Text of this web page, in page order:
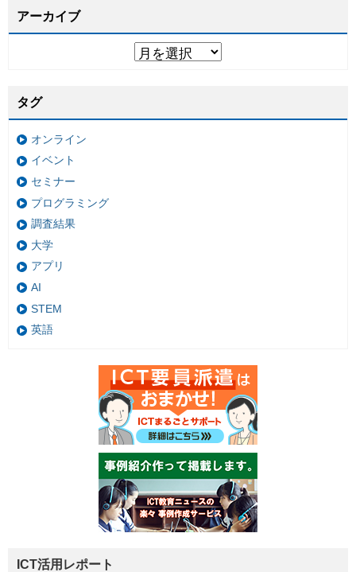
アーカイブ
タグ
オンライン
イベント
セミナー
プログラミング
調査結果
大学
アプリ
AI
STEM
英語
ICT活用レポート